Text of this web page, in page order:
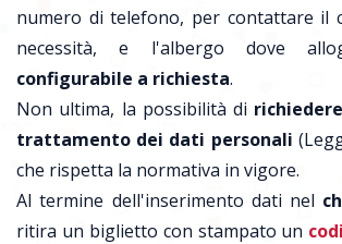
numero di telefono, per contattare il
necessità, e l'albergo dove
configurabile a richiesta.
Non ultima, la possibilità di
trattamento dei dati personali
che rispetta la normativa in vigore.
Al termine dell'inserimento dati nel
ritira un biglietto con stampato un